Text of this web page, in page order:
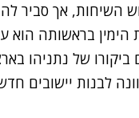
השיחות, אך סביר
הימין בראשותה הוא
ביקורו של נתניהו
לבנות יישובים